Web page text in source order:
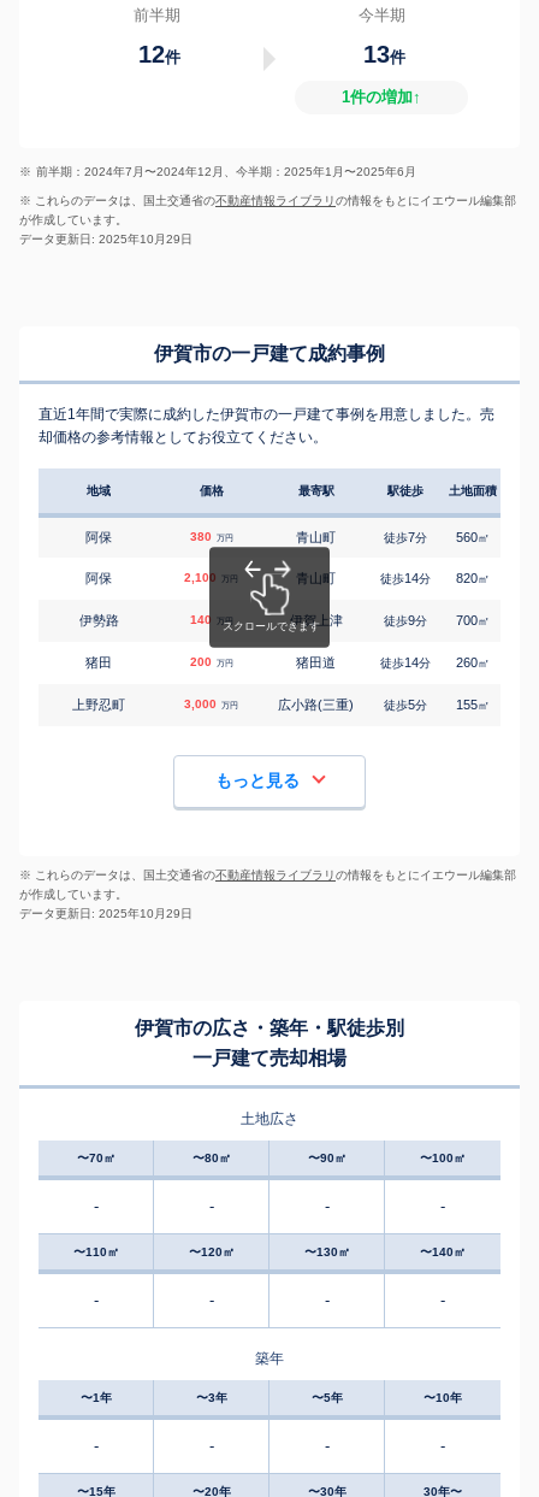
前半期
12件
今半期
13件
1件の増加↑
※ 前半期：2024年7月〜2024年12月、今半期：2025年1月〜2025年6月
※ これらのデータは、国土交通省の不動産情報ライブラリの情報をもとにイエウール編集部
が作成しています。
データ更新日: 2025年10月29日
伊賀市の一戸建て成約事例
直近1年間で実際に成約した伊賀市の一戸建て事例を用意しました。売
却価格の参考情報としてお役立てください。
地域 価格 最寄駅 駅徒歩 土地面積
阿保 380 万円 青山町 徒歩7分 560㎡
阿保 2,100 万円 青山町 徒歩14分 820㎡
伊勢路 140 万円 伊賀上津 徒歩9分 700㎡
猪田 200 万円 猪田道 徒歩14分 260㎡
上野忍町 3,000 万円 広小路(三重) 徒歩5分 155㎡
もっと見る
※ これらのデータは、国土交通省の不動産情報ライブラリの情報をもとにイエウール編集部
が作成しています。
データ更新日: 2025年10月29日
伊賀市の広さ・築年・駅徒歩別
一戸建て売却相場
土地広さ
〜70㎡ 〜80㎡ 〜90㎡ 〜100㎡
- - - -
〜110㎡ 〜120㎡ 〜130㎡ 〜140㎡
- - - -
築年
〜1年 〜3年 〜5年 〜10年
- - - -
〜15年 〜20年 〜30年 30年〜